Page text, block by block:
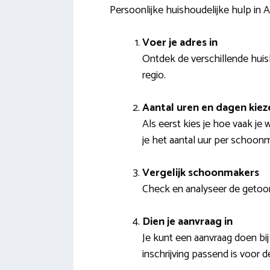
Persoonlijke huishoudelijke hulp in
Voer je adres in
Ontdek de verschillende
regio.
Aantal uren en dagen
Als eerst kies je hoe vaak je
je het aantal uur per
Vergelijk schoonmakers
Check en analyseer de
Dien je aanvraag in
Je kunt een aanvraag doen
inschrijving passend is voor